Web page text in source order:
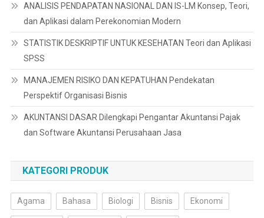
ANALISIS PENDAPATAN NASIONAL DAN IS-LM Konsep, Teori,
dan Aplikasi dalam Perekonomian Modern
STATISTIK DESKRIPTIF UNTUK KESEHATAN Teori dan Aplikasi
SPSS
MANAJEMEN RISIKO DAN KEPATUHAN Pendekatan
Perspektif Organisasi Bisnis
AKUNTANSI DASAR Dilengkapi Pengantar Akuntansi Pajak
dan Software Akuntansi Perusahaan Jasa
KATEGORI PRODUK
Agama Bahasa Biologi Bisnis Ekonomi